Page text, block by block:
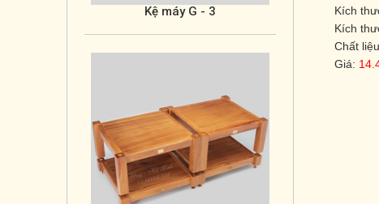
Kệ máy G - 4A
Kích
Kích
Chất
Giá: